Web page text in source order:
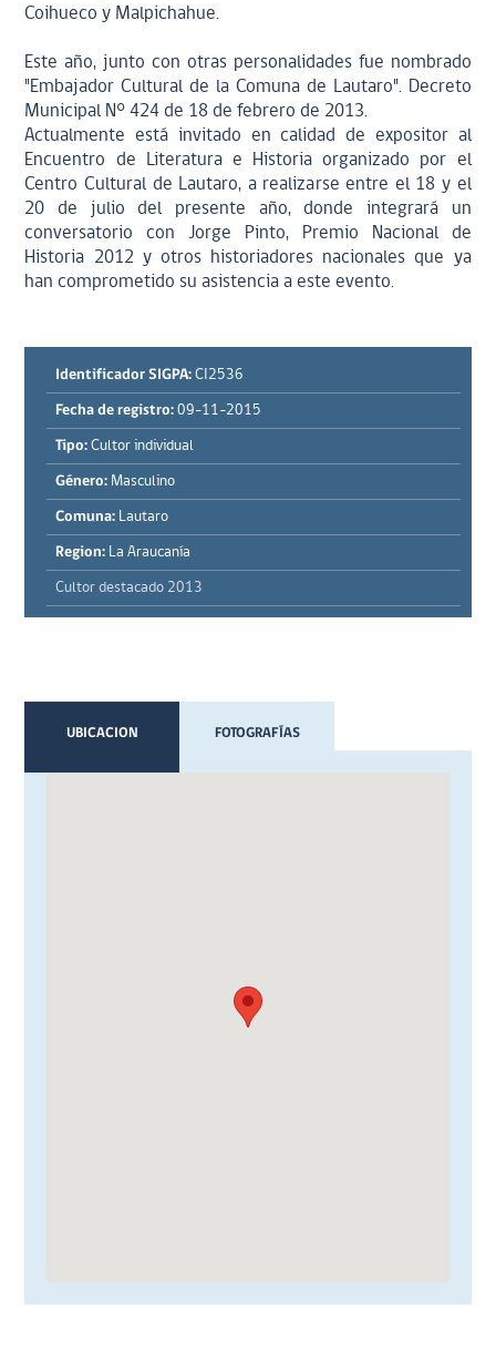
Coihueco y Malpichahue.
Este año, junto con otras personalidades fue nombrado
"Embajador Cultural de la Comuna de Lautaro". Decreto
Municipal N° 424 de 18 de febrero de 2013.
Actualmente está invitado en calidad de expositor al
Encuentro de Literatura e Historia organizado por el
Centro Cultural de Lautaro, a realizarse entre el 18 y el
20 de julio del presente año, donde integrará un
conversatorio con Jorge Pinto, Premio Nacional de
Historia 2012 y otros historiadores nacionales que ya
han comprometido su asistencia a este evento.
Identificador SIGPA: CI2536
Fecha de registro: 09-11-2015
Tipo: Cultor individual
Género: Masculino
Comuna: Lautaro
Region: La Araucanía
Cultor destacado 2013
UBICACION FOTOGRAFÍAS